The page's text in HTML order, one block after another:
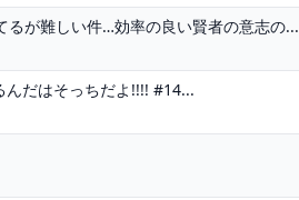
るが難しい件…効率の良い賢者の意志の...
だはそっちだよ!!!! #14...